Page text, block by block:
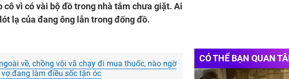
vì có vài bộ đồ trong nhà tắm chưa giặt. Ai
lạ của đang ông lẫn trong đống đồ.
về, chồng vội vã chạy đi mua thuốc, nào ngờ
đang làm điều sốc tận óc
CÓ THỂ BẠN QUAN